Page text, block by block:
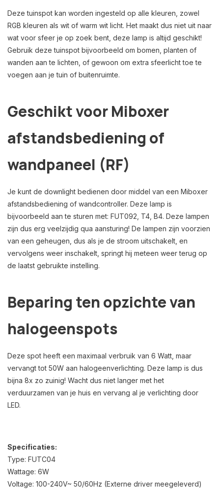
Deze tuinspot kan worden ingesteld op alle kleuren, zowel
RGB kleuren als wit of warm wit licht. Het maakt dus niet uit naar
wat voor sfeer je op zoek bent, deze lamp is altijd geschikt!
Gebruik deze tuinspot bijvoorbeeld om bomen, planten of
wanden aan te lichten, of gewoon om extra sfeerlicht toe te
voegen aan je tuin of buitenruimte.
Geschikt voor Miboxer
afstandsbediening of
wandpaneel (RF)
Je kunt de downlight bedienen door middel van een Miboxer
afstandsbediening of wandcontroller. Deze lamp is
bijvoorbeeld aan te sturen met: FUT092, T4, B4. Deze lampen
zijn dus erg veelzijdig qua aansturing! De lampen zijn voorzien
van een geheugen, dus als je de stroom uitschakelt, en
vervolgens weer inschakelt, springt hij meteen weer terug op
de laatst gebruikte instelling.
Beparing ten opzichte van
halogeenspots
Deze spot heeft een maximaal verbruik van 6 Watt, maar
vervangt tot 50W aan halogeenverlichting. Deze lamp is dus
bijna 8x zo zuinig! Wacht dus niet langer met het
verduurzamen van je huis en vervang al je verlichting door
LED.
Specificaties:
Type: FUTC04
Wattage: 6W
Voltage: 100-240V~ 50/60Hz (Externe driver meegeleverd)